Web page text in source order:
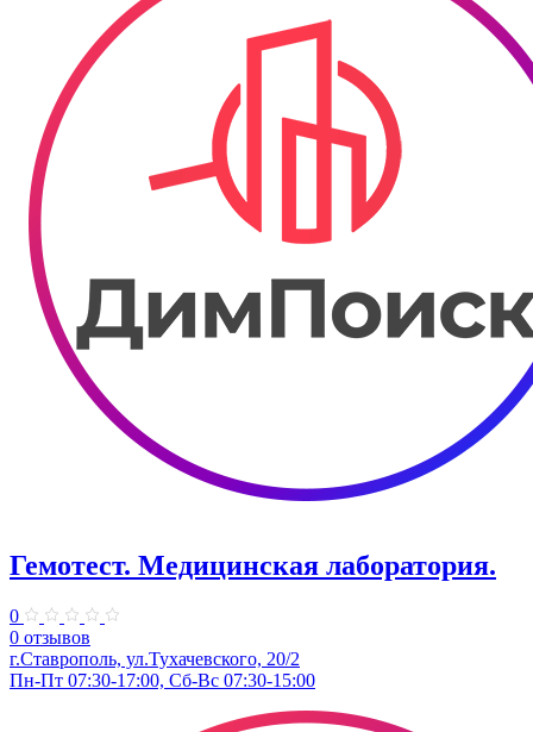
Гемотест. Медицинская лаборатория.
0
0 отзывов
г.Ставрополь, ул.Тухачевского, 20/2
Пн-Пт 07:30-17:00, Сб-Вс 07:30-15:00